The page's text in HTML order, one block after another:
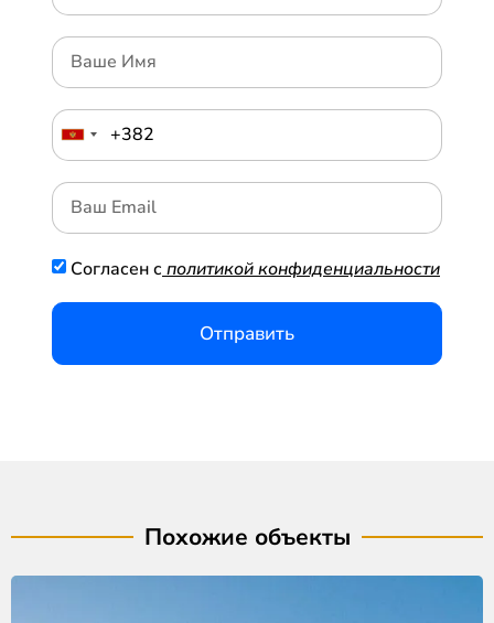
Согласен с политикой конфиденциальности
Отправить
Похожие объекты